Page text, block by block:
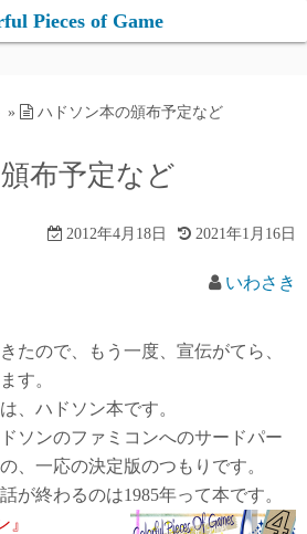
Pieces of Game
» ハドソン本の頒布予定など
布予定など
2012年4月18日 2021年1月16日
いわさき
たので、もう一度、宣伝がてら、
す。
、ハドソン本です。
ソンのファミコンへのサードパー
、一応の決定版のつもりです。
が終わるのは1985年って本です。